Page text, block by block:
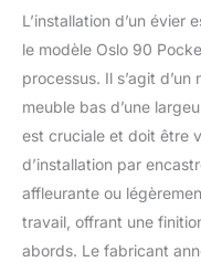
L’installation d’un évier
le modèle Oslo 90
processus. Il s’agit
meuble bas d’une
est cruciale et doit être
d’installation par
affleurante ou
travail, offrant une
abords. Le fabricant